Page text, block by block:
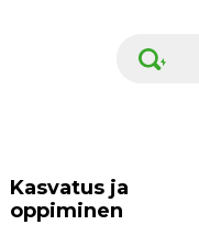
Hae
Kasvatus ja
oppiminen